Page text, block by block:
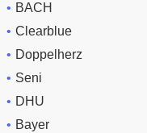
BACH
Clearblue
Doppelherz
Seni
DHU
Bayer